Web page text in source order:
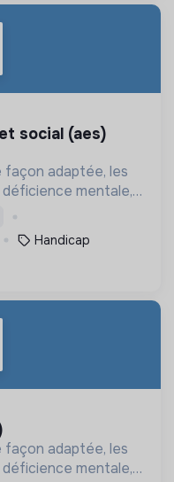
façon adaptée, les
mentale,
Handicap
façon adaptée, les
mentale,